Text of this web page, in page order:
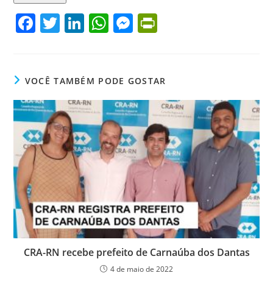
F
e
b
o
o
k
T
er
Li
e
dI
n
W
s
A
p
p
M
e
n
g
er
ri
e
n
dl
y
VOCÊ TAMBÉM PODE GOSTAR
CRA-RN recebe prefeito de Carnaúba dos Dantas
4 de maio de 2022